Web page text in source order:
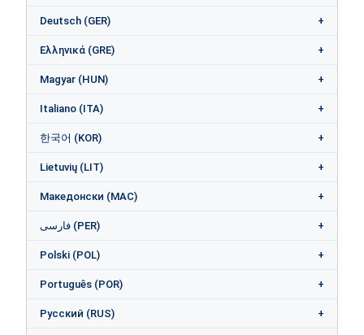
Deutsch (GER)
Ελληνικά (GRE)
Magyar (HUN)
Italiano (ITA)
한국어 (KOR)
Lietuvių (LIT)
Македонски (MAC)
فارسی (PER)
Polski (POL)
Português (POR)
Русский (RUS)